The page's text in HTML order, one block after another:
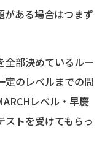
がある場合はつまず
全部決めているルー
定のレベルまでの問
レベル・早慶
ストを受けてもらっ